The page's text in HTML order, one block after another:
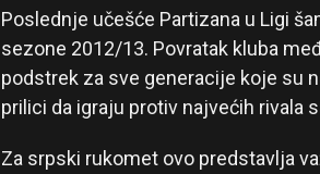
Poslednje učešće Partizana u Ligi
sezone 2012/13. Povratak kluba
podstrek za sve generacije koje su
prilici da igraju protiv najvećih rivala
Za srpski rukomet ovo predstavlja